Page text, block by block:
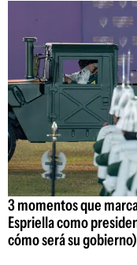
3 momentos que
Espriella como
cómo será su gobierno)